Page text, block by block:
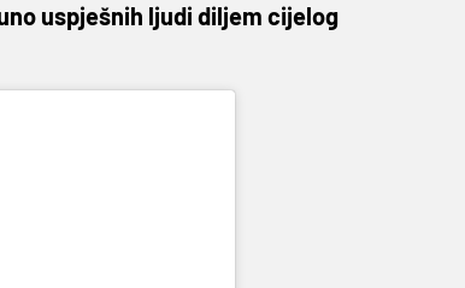
uspješnih ljudi diljem cijelog